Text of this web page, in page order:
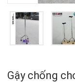
Gậy chống